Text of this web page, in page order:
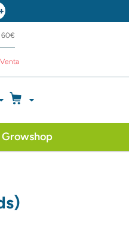
60€
Venta
Growshop